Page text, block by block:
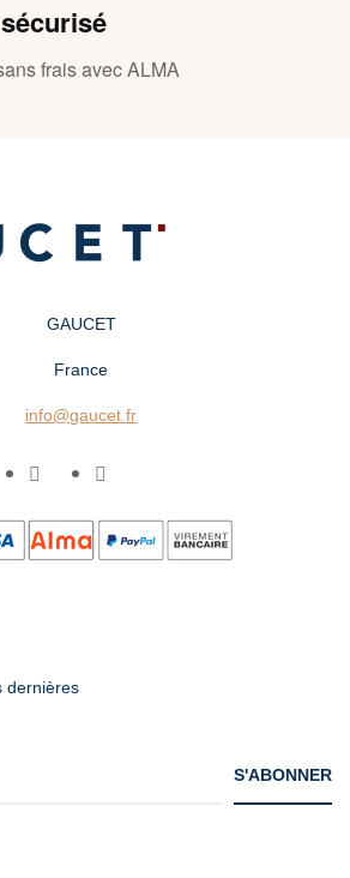
frais avec ALMA
GAUCET
France
info@gaucet.fr
dernières